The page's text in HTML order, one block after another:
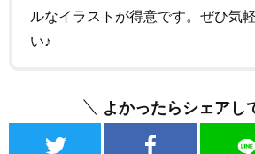
ルなイラストが得意です。ぜひ気
い♪
よかったらシェアし